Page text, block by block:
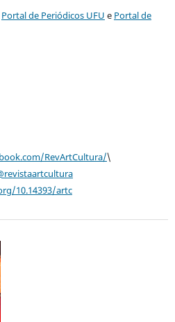
Portal de Periódicos UFU e Portal de
RevArtCultura/\
10.14393/artc